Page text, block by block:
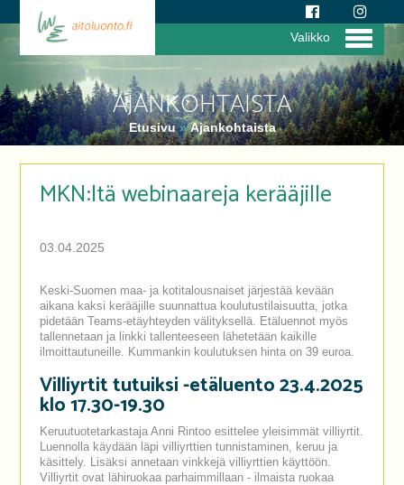
AJANKOHTAISTA
Etusivu»Ajankohtaista
Valikko
MKN:ltä webinaareja kerääjille
03.04.2025
Keski-Suomen maa- ja kotitalousnaiset järjestää kevään
aikana kaksi kerääjille suunnattua koulutustilaisuutta, jotka
pidetään Teams-etäyhteyden välityksellä. Etäluennot myös
tallennetaan ja linkki tallenteeseen lähetetään kaikille
ilmoittautuneille. Kummankin koulutuksen hinta on 39 euroa.
Villiyrtit tutuiksi -etäluento 23.4.2025
klo 17.30-19.30
Keruutuotetarkastaja Anni Rintoo esittelee yleisimmät villiyrtit.
Luennolla käydään läpi villiyrttien tunnistaminen, keruu ja
käsittely. Lisäksi annetaan vinkkejä villiyrttien käyttöön.
Villiyrtit ovat lähiruokaa parhaimmillaan - ilmaista ruokaa